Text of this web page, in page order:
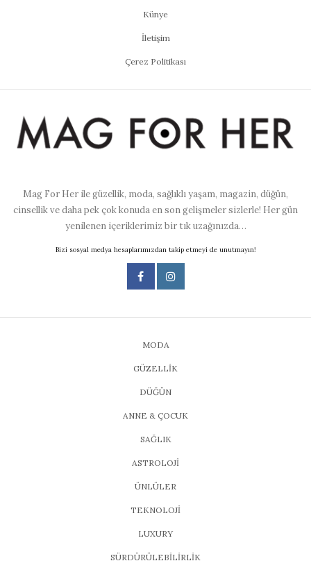
Künye
İletişim
Çerez Politikası
Mag For Her ile güzellik, moda, sağlıklı yaşam, magazin, düğün,
cinsellik ve daha pek çok konuda en son gelişmeler sizlerle! Her gün
yenilenen içeriklerimiz bir tık uzağınızda…
Bizi sosyal medya hesaplarımızdan takip etmeyi de unutmayın!
MODA
GÜZELLİK
DÜĞÜN
ANNE & ÇOCUK
SAĞLIK
ASTROLOJİ
ÜNLÜLER
TEKNOLOJİ
LUXURY
SÜRDÜRÜLEBİLİRLİK